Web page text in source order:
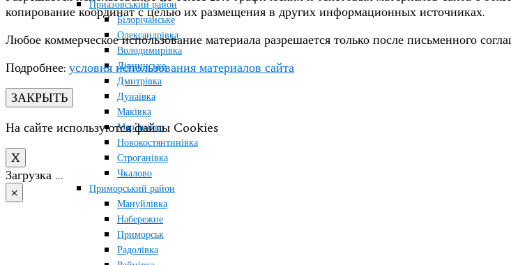
Приазовський район
Білорічанське
Олександрівка
Володимирівка
Дівнинське
Дмитрівка
Дунаївка
Маківка
Мар’янівка
Новокостянтинівка
Строганівка
Чкалово
Приморський район
Мануйлівка
Набережне
Приморськ
Радолівка
копирование координат с целью их размещения в других информационных источниках.
Любое коммерческое использование материала разрешается только после письменного
Подробнее: условия использования материалов сайта
ЗАКРЫТЬ
На сайте используются файлы Cookies
X
Загрузка …
×